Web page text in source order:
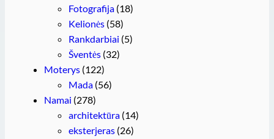
Fotografija (18)
Kelionės (58)
Rankdarbiai (5)
Šventės (32)
Moterys (122)
Mada (56)
Namai (278)
architektūra (14)
eksterjeras (26)